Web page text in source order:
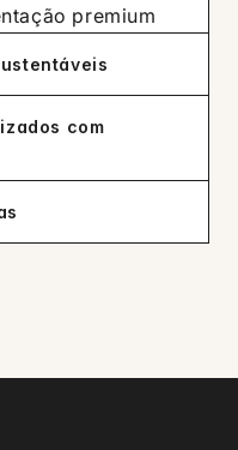
premium
com